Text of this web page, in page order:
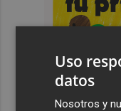
Uso
datos
Nosotros y